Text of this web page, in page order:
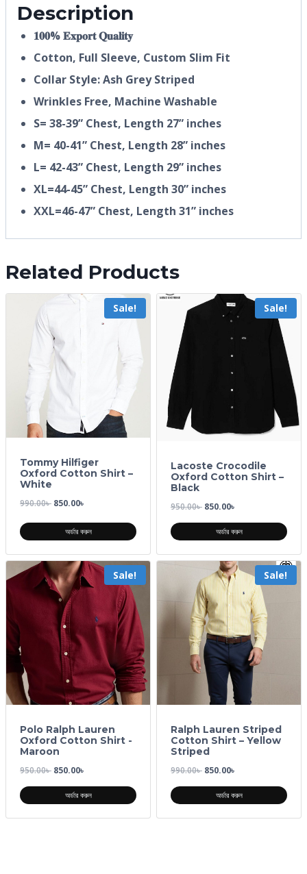
Description
𝟏𝟎𝟎% 𝐄𝐱𝐩𝐨𝐫𝐭 𝐐𝐮𝐚𝐥𝐢𝐭𝐲
Cotton, Full Sleeve, Custom Slim Fit
Collar Style: Ash Grey Striped
Wrinkles Free, Machine Washable
S= 38-39” Chest, Length 27” inches
M= 40-41” Chest, Length 28” inches
L= 42-43” Chest, Length 29” inches
XL=44-45” Chest, Length 30” inches
XXL=46-47” Chest, Length 31” inches
Related Products
Sale!
Tommy Hilfiger
Oxford Cotton Shirt –
White
990.00৳ 850.00৳
অর্ডার করুন
Sale!
Lacoste Crocodile
Oxford Cotton Shirt –
Black
950.00৳ 850.00৳
অর্ডার করুন
Sale!
Polo Ralph Lauren
Oxford Cotton Shirt -
Maroon
950.00৳ 850.00৳
অর্ডার করুন
Sale!
Ralph Lauren Striped
Cotton Shirt – Yellow
Striped
990.00৳ 850.00৳
অর্ডার করুন